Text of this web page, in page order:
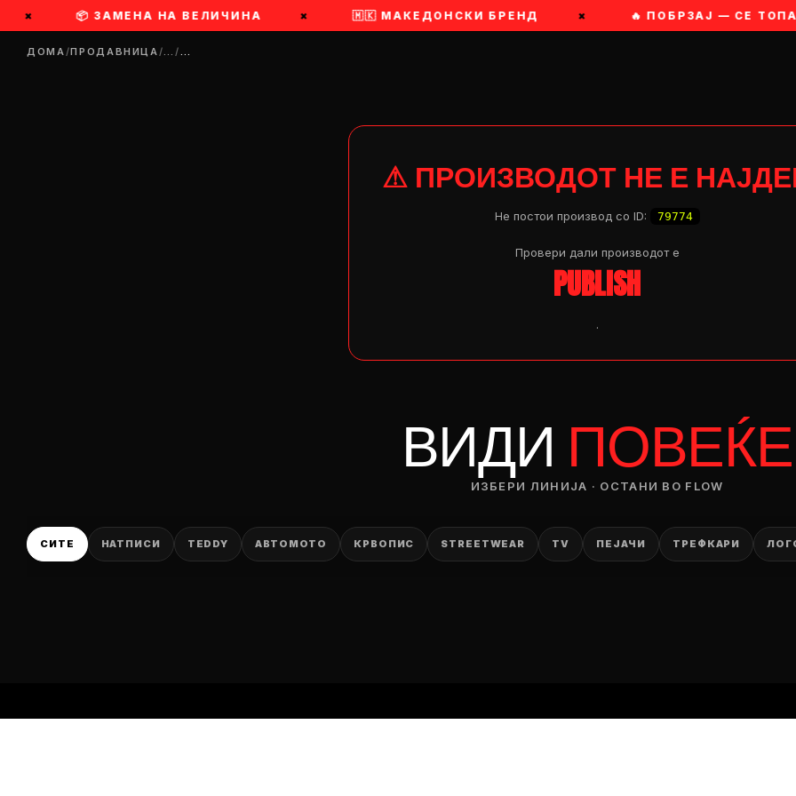
× 📦 ЗАМЕНА НА ВЕЛИЧИНА × 🇲🇰 МАКЕДОНСКИ БРЕНД × 🔥 ПОБРЗАЈ — СЕ
ДОМА/ПРОДАВНИЦА/…/…
⚠ ПРОИЗВОДОТ НЕ Е
Не постои производ со ID: 79774
Провери дали производот e
PUBLISH
.
ВИДИ ПОВЕЌЕ
ИЗБЕРИ ЛИНИЈА · ОСТАНИ ВО FLOW
СИТЕ НАТПИСИ TEDDY АВТОМОТО КРВОПИС STREETWEAR TV ПЕЈАЧИ ТРЕФКАРИ
— ден
ПЛАТИ ПРИ ДОСТАВА ВО КЕШ